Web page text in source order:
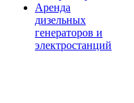
Аренда
дизельных
генераторов и
электростанций